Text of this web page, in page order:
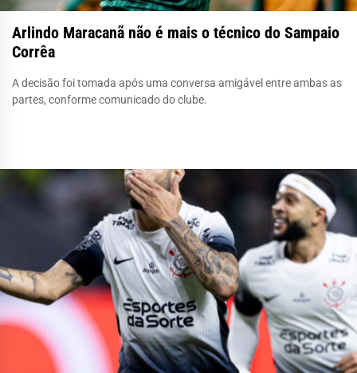
Arlindo Maracanã não é mais o técnico do Sampaio
Corrêa
A decisão foi tomada após uma conversa amigável entre ambas as
partes, conforme comunicado do clube.